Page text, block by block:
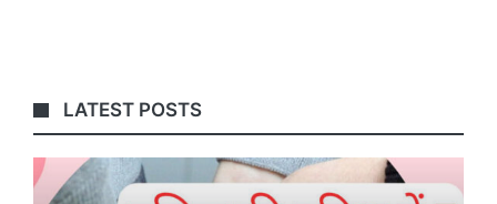
LATEST POSTS